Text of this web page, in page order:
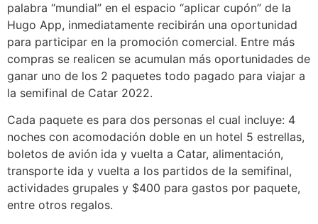
palabra “mundial” en el espacio “aplicar cupón” de la
Hugo App, inmediatamente recibirán una oportunidad
para participar en la promoción comercial. Entre más
compras se realicen se acumulan más oportunidades de
ganar uno de los 2 paquetes todo pagado para viajar a
la semifinal de Catar 2022.
Cada paquete es para dos personas el cual incluye: 4
noches con acomodación doble en un hotel 5 estrellas,
boletos de avión ida y vuelta a Catar, alimentación,
transporte ida y vuelta a los partidos de la semifinal,
actividades grupales y $400 para gastos por paquete,
entre otros regalos.